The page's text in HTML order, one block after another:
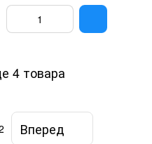
4 товара
Вперед